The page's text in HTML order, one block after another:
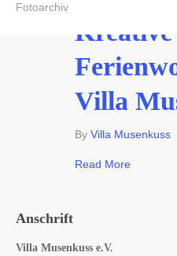
Fotoarchiv
Villa
By Villa Musenkuss
Read More
Anschrift
Villa Musenkuss e.V.